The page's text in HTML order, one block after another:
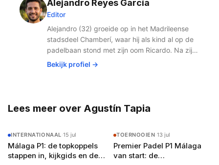
hoogste niveau met de zonnige uitstraling van de Costa
del Sol.
Alejandro Reyes García
Editor
Alejandro (32) groeide op in het Madrileense
stadsdeel Chamberí, waar hij als kind al op de
padelbaan stond met zijn oom Ricardo. Na zijn
studie journalistiek aan de Universidad
snel een missie: het Nederlandse publiek laten
zien hoe groot padel écht is. Met zijn netwerk
Nederlands (met een licht accent, zegt hij zelf)
schrijft hij over alles van Premier Padel-
toernooien tot de opkomst van jong talent.
Bekijk profiel →
Lees meer over Agustín Tapia
INTERNATIONAAL·15 jul
Málaga P1: de topkoppels
stappen in, kijkgids en de
TOERNOOIEN·13 jul
Premier Padel P1 Málaga
van start: de